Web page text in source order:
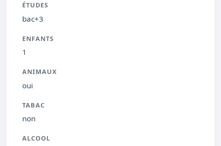
ÉTUDES
bac+3
ENFANTS
1
ANIMAUX
oui
TABAC
non
ALCOOL